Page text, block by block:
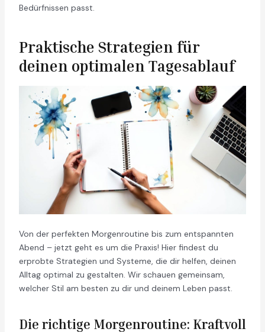
Bedürfnissen passt.
Praktische Strategien für
deinen optimalen Tagesablauf
Von der perfekten Morgenroutine bis zum entspannten
Abend – jetzt geht es um die Praxis! Hier findest du
erprobte Strategien und Systeme, die dir helfen, deinen
Alltag optimal zu gestalten. Wir schauen gemeinsam,
welcher Stil am besten zu dir und deinem Leben passt.
Die richtige Morgenroutine: Kraftvoll